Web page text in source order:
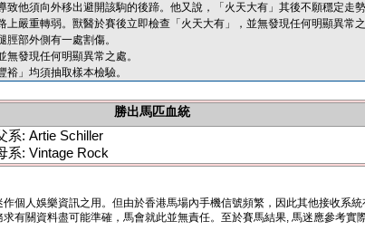
致他須向外移出避開該駒的後蹄。他又說，「火天大有」其後不願穩定走
嚴重轉弱。獸醫於賽後立即檢查「火天大有」，並無發現任何明顯異常之
部外側有一處割傷。
發現任何明顯異常之處。
裕」均須抽取樣本檢驗。
勝出馬匹血統
系: Artie Schiller
系: Vintage Rock
個人娛樂資訊之用。但由於香港馬場內手機信號頻繁，因此其他接收系
有關資料盡可能準確，馬會就此並無責任。至於賽馬結果, 馬迷應參考實